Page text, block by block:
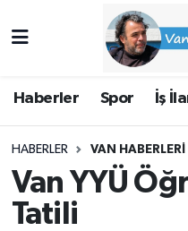
Haberler Spor İş
HABERLER VAN HABERLERI
Van YYÜ
TatiliVan Rehberi
İpekyolu Nöbetçi
Süper Lig Puan